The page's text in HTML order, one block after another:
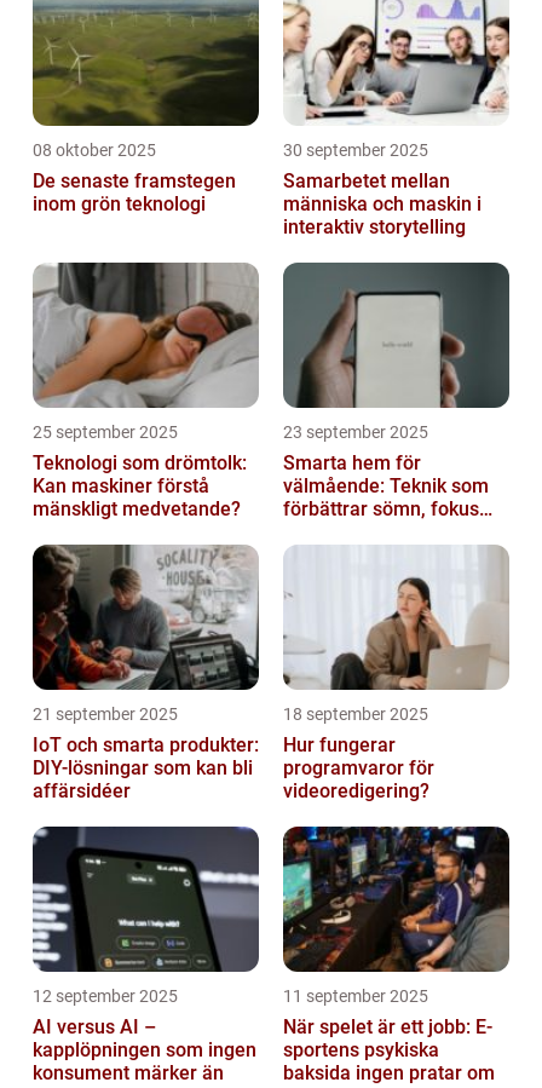
08 oktober 2025
De senaste framstegen
inom grön teknologi
30 september 2025
Samarbetet mellan
människa och maskin i
interaktiv storytelling
25 september 2025
Teknologi som drömtolk:
Kan maskiner förstå
mänskligt medvetande?
23 september 2025
Smarta hem för
välmående: Teknik som
förbättrar sömn, fokus
21 september 2025
IoT och smarta produkter:
DIY-lösningar som kan bli
affärsidéer
18 september 2025
Hur fungerar
programvaror för
videoredigering?
12 september 2025
AI versus AI –
kapplöpningen som ingen
konsument märker än
11 september 2025
När spelet är ett jobb: E-
sportens psykiska
baksida ingen pratar om